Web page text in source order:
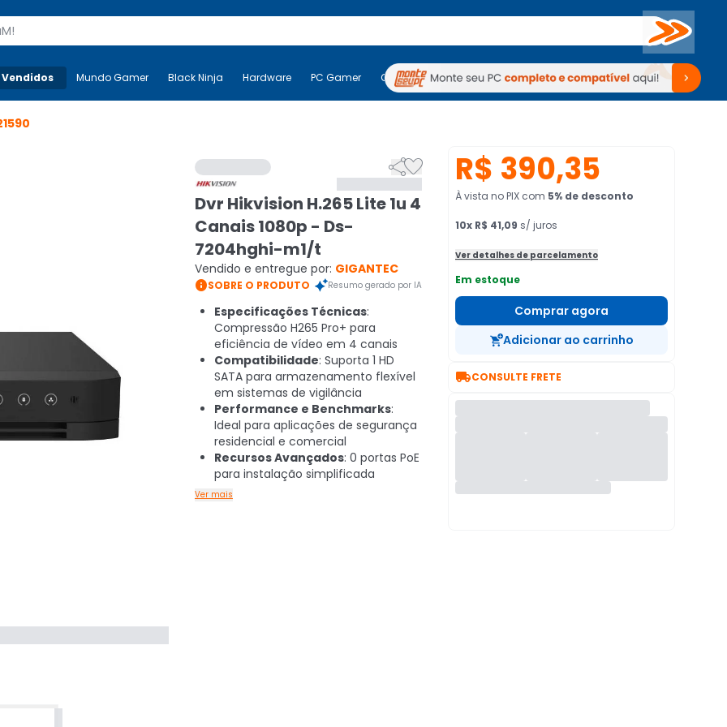
Buscar
Mais-v- Mundo Gamer Black Ninja Hardware PC Gamer Computadores Periféricos TV Venda no KaBuM!
Mundo Gamer Black Ninja Hardware PC Gamer Computadores Periféricos TV Venda no KaBuM!

Dvr Hikvision H.265 Lite 1u 4
Canais 1080p - Ds-
7204hghi-m1/t
Vendido e entregue por: GIGANTEC
SOBRE O PRODUTO Resumo gerado por IA
Especificações Técnicas:
Compressão H265 Pro+ para
eficiência de vídeo em 4 canais
Compatibilidade: Suporta 1 HD
SATA para armazenamento flexível
em sistemas de vigilância
Performance e Benchmarks:
Ideal para aplicações de segurança
residencial e comercial
Recursos Avançados: 0 portas PoE
para instalação simplificada
Ver mais
R$ 390,35
À vista no PIX com 5% de desconto
10x R$ 41,09 s/ juros
Ver detalhes de parcelamento
Em estoque
Comprar agora
Adicionar ao carrinho
CONSULTE FRETE